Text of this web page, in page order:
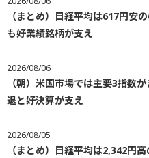
（まとめ）日経平均は617円
も好業績銘柄が支え
2026/08/06
（朝）米国市場では主要3指数
退と好決算が支え
2026/08/05
（まとめ）日経平均は2,342